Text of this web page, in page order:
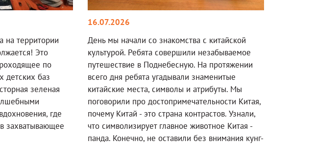
на территории
Это
по
детских баз
зеленая
где
захватывающее
16.07.2026
День мы начали со знакомства с китайской
культурой. Ребята совершили незабываемое
путешествие в Поднебесную. На протяжении
всего дня ребята угадывали знаменитые
китайские места, символы и атрибуты. Мы
поговорили про достопримечательности Китая,
почему Китай - это страна контрастов. Узнали,
что символизирует главное животное Китая -
панда. Конечно, не оставили без внимания кунг-